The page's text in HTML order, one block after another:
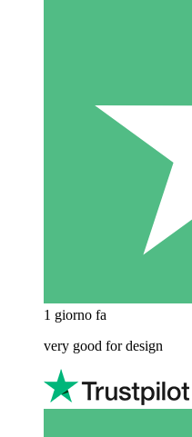
1 giorno fa
very good for design